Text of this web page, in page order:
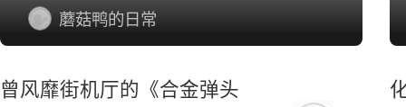
怎么个事！
蘑菇鸭的日常
曾风靡街机厅的《合金弹头